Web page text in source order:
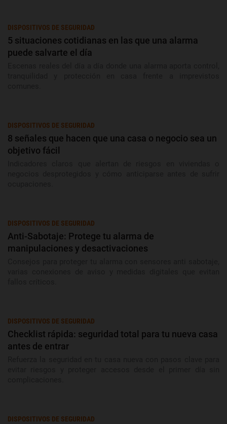
DISPOSITIVOS DE SEGURIDAD
5 situaciones cotidianas en las que una alarma
puede salvarte el día
DISPOSITIVOS DE SEGURIDAD
8 señales que hacen que una casa o negocio sea un
objetivo fácil
DISPOSITIVOS DE SEGURIDAD
Anti-Sabotaje: Protege tu alarma de
manipulaciones y desactivaciones
DISPOSITIVOS DE SEGURIDAD
Checklist rápida: seguridad total para tu nueva casa
antes de entrar
DISPOSITIVOS DE SEGURIDAD